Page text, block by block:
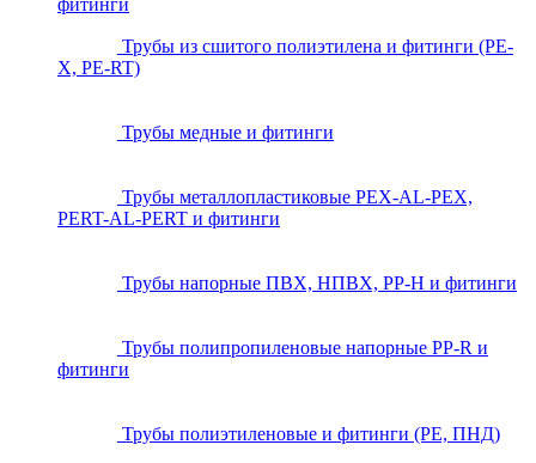
фитинги
Трубы из сшитого полиэтилена и фитинги (PE-
X, PE-RT)
Трубы медные и фитинги
Трубы металлопластиковые PEX-AL-PEX,
PERT-AL-PERT и фитинги
Трубы напорные ПВХ, НПВХ, PP-H и фитинги
Трубы полипропиленовые напорные PP-R и
фитинги
Трубы полиэтиленовые и фитинги (PE, ПНД)